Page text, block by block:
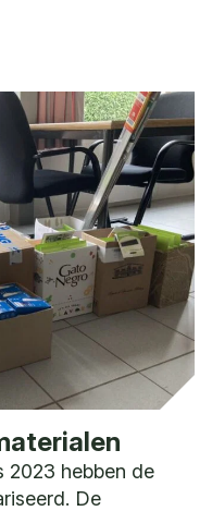
2023 hebben de
De